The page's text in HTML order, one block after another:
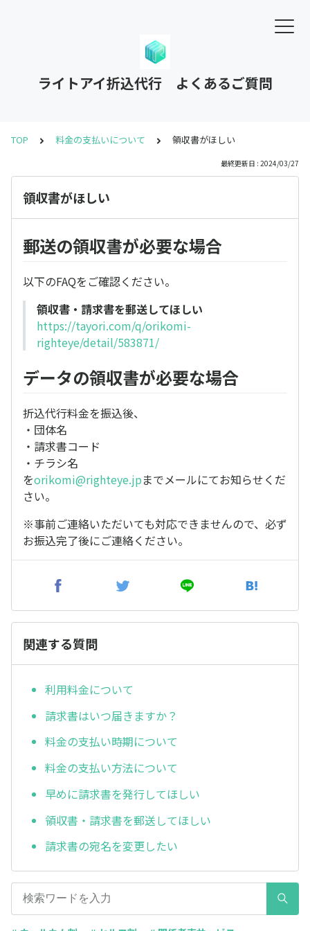
ライトアイ折込代行 よくあるご質問
TOP 料金の支払いについて 領収書がほしい
最終更新日 : 2024/03/27
領収書がほしい
郵送の領収書が必要な場合
以下のFAQをご確認ください。
領収書・請求書を郵送してほしい
https://tayori.com/q/orikomi-
righteye/detail/583871/
データの領収書が必要な場合
折込代行料金を振込後、
・団体名
・請求書コード
・チラシ名
をorikomi@righteye.jpまでメールにてお知らせくだ
さい。
※事前ご連絡いただいても対応できませんので、必ず
お振込完了後にご連絡ください。
関連する質問
利用料金について
請求書はいつ届きますか？
料金の支払い時期について
料金の支払い方法について
早めに請求書を発行してほしい
領収書・請求書を郵送してほしい
請求書の宛名を変更したい